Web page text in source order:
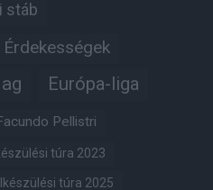
stáb
Érdekességek
Európa-liga
Pellistri
túra 2023
túra 2025